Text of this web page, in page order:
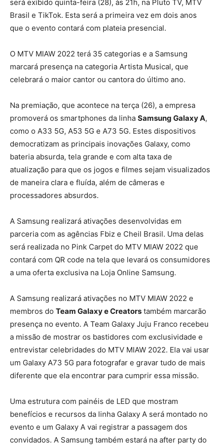
será exibido quinta-feira (28), às 21h, na Pluto TV, MTV
Brasil e TikTok. Esta será a primeira vez em dois anos
que o evento contará com plateia presencial.
O MTV MIAW 2022 terá 35 categorias e a Samsung
marcará presença na categoria Artista Musical, que
celebrará o maior cantor ou cantora do último ano.
Na premiação, que acontece na terça (26), a empresa
promoverá os smartphones da linha Samsung Galaxy A,
como o A33 5G, A53 5G e A73 5G. Estes dispositivos
democratizam as principais inovações Galaxy, como
bateria absurda, tela grande e com alta taxa de
atualização para que os jogos e filmes sejam visualizados
de maneira clara e fluída, além de câmeras e
processadores absurdos.
A Samsung realizará ativações desenvolvidas em
parceria com as agências Fbiz e Cheil Brasil. Uma delas
será realizada no Pink Carpet do MTV MIAW 2022 que
contará com QR code na tela que levará os consumidores
a uma oferta exclusiva na Loja Online Samsung.
A Samsung realizará ativações no MTV MIAW 2022 e
membros do Team Galaxy e Creators também marcarão
presença no evento. A Team Galaxy Juju Franco recebeu
a missão de mostrar os bastidores com exclusividade e
entrevistar celebridades do MTV MIAW 2022. Ela vai usar
um Galaxy A73 5G para fotografar e gravar tudo de mais
diferente que ela encontrar para cumprir essa missão.
Uma estrutura com painéis de LED que mostram
benefícios e recursos da linha Galaxy A será montado no
evento e um Galaxy A vai registrar a passagem dos
convidados. A Samsung também estará na after party do